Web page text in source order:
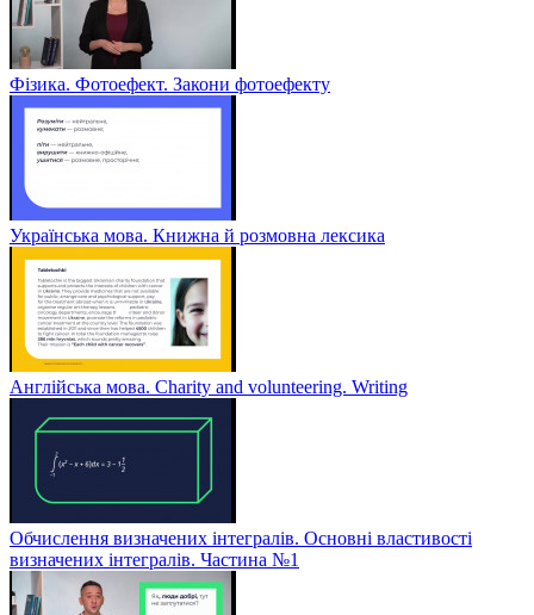
Фізика. Фотоефект. Закони фотоефекту
Українська мова. Книжна й розмовна лексика
Англійська мова. Charity and volunteering. Writing
Обчислення визначених інтегралів. Основні властивості
визначених інтегралів. Частина №1